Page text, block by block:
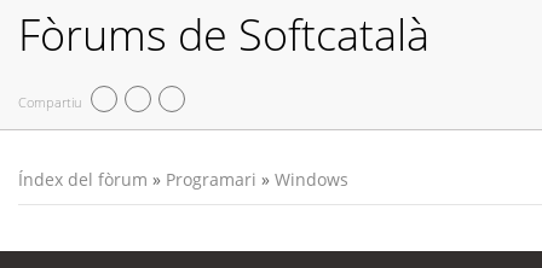
Fòrums de Softcatalà
Compartiu
Índex del fòrum » Programari » Windows